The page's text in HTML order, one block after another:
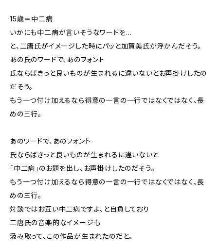
15歳＝中二病
いかにも中二病が言いそうなワードを…
と、二唐氏がイメージした時にパッと加賀美氏が浮かんだそう。
あの氏のワードで、あのフォント
氏ならばきっと良いものが生まれるに違いないとお声掛けしたの
だそう。
もう一つ付け加えるなら得意の一言の一行ではなくではなく、長
めの三行。
あのワードで、あのフォント
氏ならばきっと良いものが生まれるに違いないと
「中二病」のお題を出し、お声掛けしたのだそう。
もう一つ付け加えるなら得意の一言の一行ではなくではなく、長
めの三行。
対談ではお互い中二病ですよ、と自負しており
二唐氏の音楽的なイメージも
汲み取って、この作品が生まれたのだと。